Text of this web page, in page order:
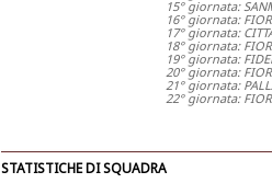
15° giornata:
16° giornata:
17° giornata:
18° giornata:
19° giornata:
20° giornata:
21° giornata:
22° giornata:
STATISTICHE DI SQUADRA